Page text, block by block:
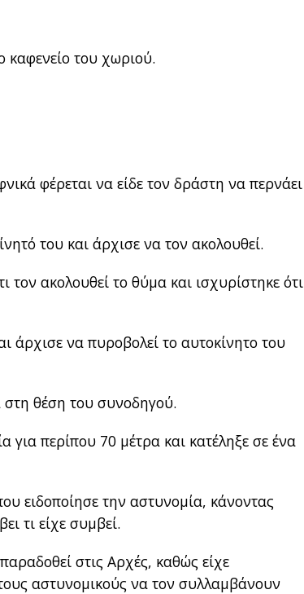
του χωριού.
φέρεται να είδε τον δράστη να περνάει
του και άρχισε να τον ακολουθεί.
τον ακολουθεί το θύμα και ισχυρίστηκε ότι
άρχισε να πυροβολεί το αυτοκίνητο του
θέση του συνοδηγού.
για περίπου 70 μέτρα και κατέληξε σε ένα
ειδοποίησε την αστυνομία, κάνοντας
τι είχε συμβεί.
στις Αρχές, καθώς είχε
αστυνομικούς να τον συλλαμβάνουν